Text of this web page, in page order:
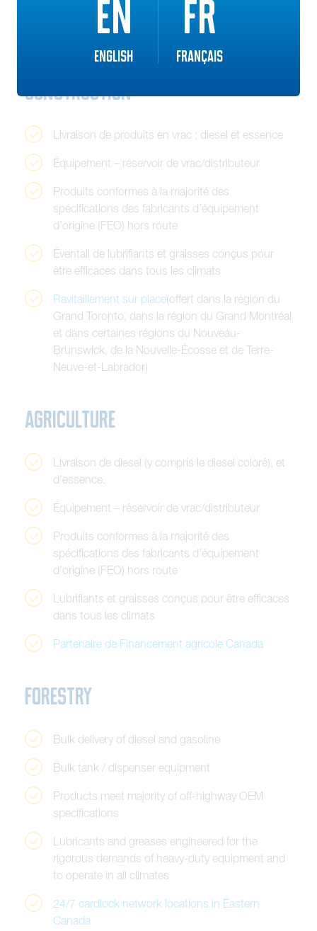
e s es ce ss ib
Construction
L ivraison de produits en vrac : diesel et essence
Équipement – réservoir de vrac/distributeur
Produits conformes à la majorité des
spécifications des fabricants d’équipement
d’origine (FEO) hors route
Éventail de lubrifiants et graisses conçus pour
être efficaces dans tous les climats
Ravitaillement sur place(offert dans la région du
Grand Toronto dans la région du Grand Montréal
et dans certaines régions du Nouveau-
Brunswick de la Nouvelle-Écosse et de Terre-
Neuve-et-L abrador)
Agriculture
L ivraison de diesel (y compris le diesel coloré) et
d’essence
Équipement – réservoir de vrac/distributeur
Produits conformes à la majorité des
spécifications des fabricants d’équipement
d’origine (FEO) hors route
L ubrifiants et graisses conçus pour être efficaces
dans tous les climats
Partenaire de Financement agricole Canada
Forestry
Bulk delivery of diesel and gasoline
Bulk tank / dispenser equipment
Products meet majority of off-highway OEM
specifications
L ubricants and greases engineered for the
rigorous demands of heavy-duty equipment and
to operate in all climates
24/7 cardlock network locations in Eastern
Canada
EN
English
FR
Français